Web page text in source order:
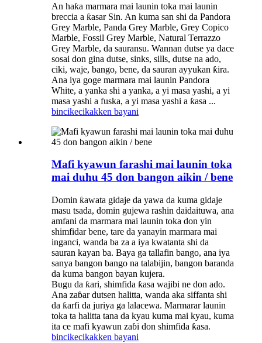
An haƙa marmara mai launin toka mai launin
breccia a ƙasar Sin. An kuma san shi da Pandora
Grey Marble, Panda Grey Marble, Grey Copico
Marble, Fossil Grey Marble, Natural Terrazzo
Grey Marble, da sauransu. Wannan dutse ya dace
sosai don gina dutse, sinks, sills, dutse na ado,
ciki, waje, bango, bene, da sauran ayyukan ƙira.
Ana iya goge marmara mai launin Pandora
White, a yanka shi a yanka, a yi masa yashi, a yi
masa yashi a fuska, a yi masa yashi a ƙasa ...
bincikecikakken bayani
Mafi kyawun farashi mai launin toka
mai duhu 45 don bangon aikin / bene
Domin ƙawata gidaje da yawa da kuma gidaje
masu tsada, domin gujewa rashin daidaituwa, ana
amfani da marmara mai launin toka don yin
shimfidar bene, tare da yanayin marmara mai
inganci, wanda ba za a iya kwatanta shi da
sauran kayan ba. Baya ga tallafin bango, ana iya
sanya bangon bango na talabijin, bangon baranda
da kuma bangon bayan kujera.
Bugu da ƙari, shimfida ƙasa wajibi ne don ado.
Ana zaɓar dutsen halitta, wanda aka siffanta shi
da ƙarfi da juriya ga lalacewa. Marmarar launin
toka ta halitta tana da kyau kuma mai kyau, kuma
ita ce mafi kyawun zaɓi don shimfida ƙasa.
bincikecikakken bayani